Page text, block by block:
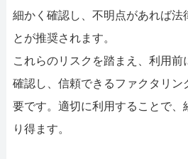
細かく確認し、不明点があれば法
とが推奨されます。
これらのリスクを踏まえ、利用前
確認し、信頼できるファクタリン
要です。適切に利用することで、
り得ます。